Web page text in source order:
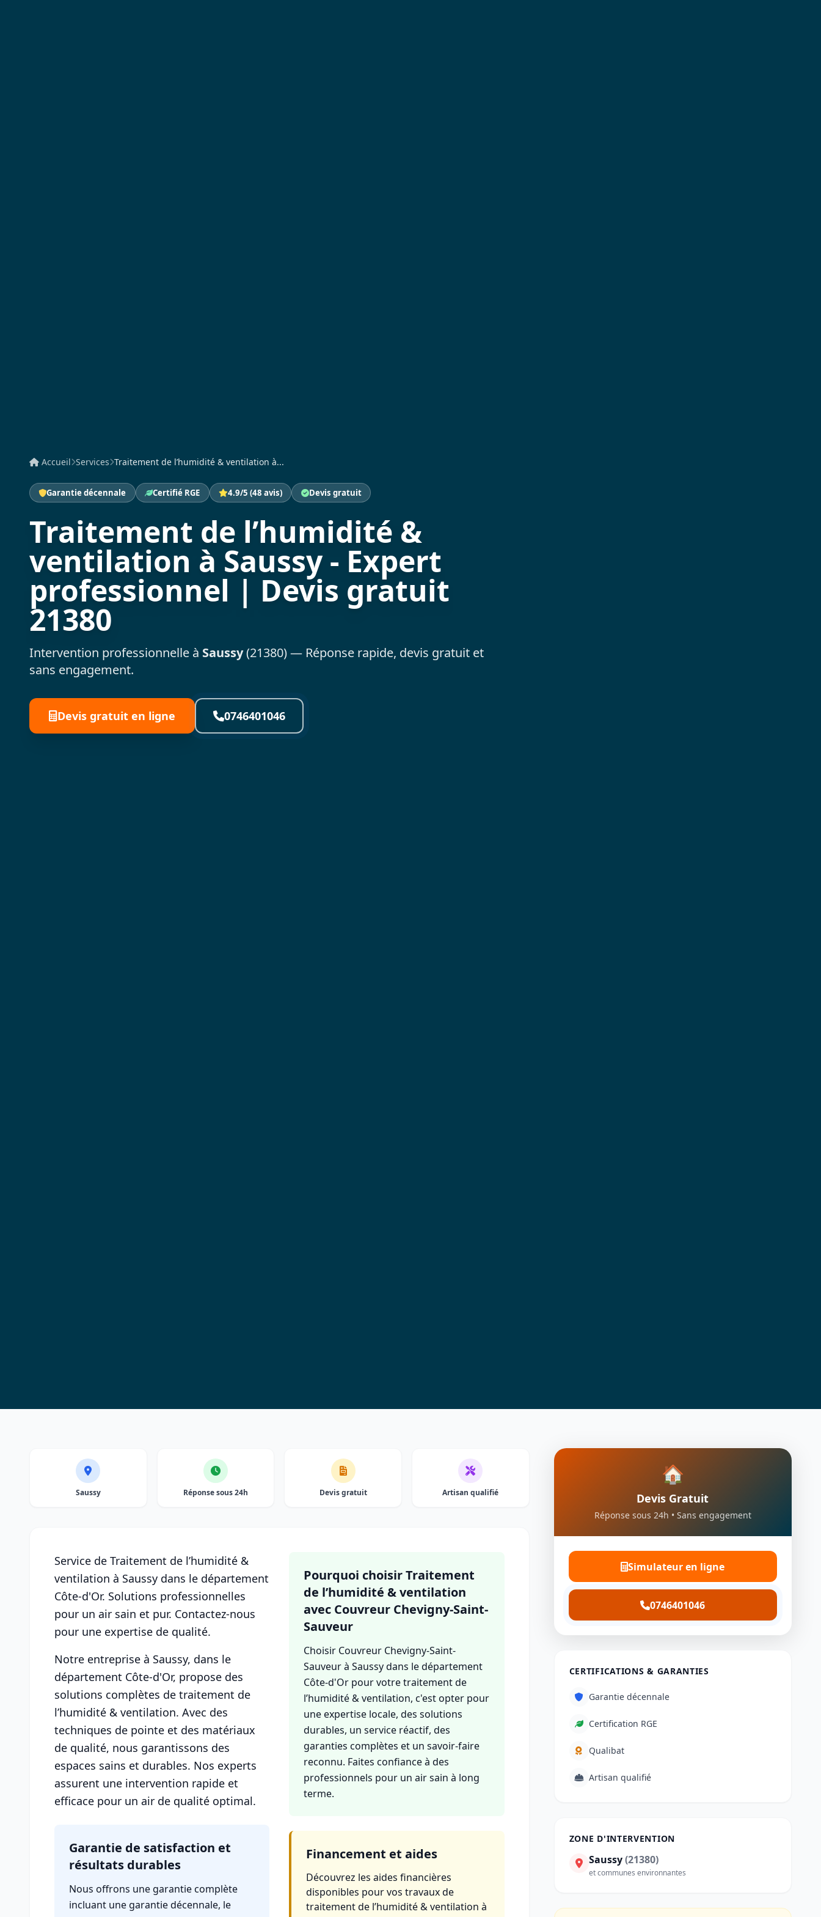
Accueil Services Traitement de l’humidité & ventilation à...
Garantie décennale Certifié RGE 4.9/5 (48 avis) Devis gratuit
Traitement de l’humidité &
ventilation à Saussy - Expert
professionnel | Devis gratuit
21380
Intervention professionnelle à Saussy(21380) — Réponse rapide, devis gratuit et
sans engagement.
Devis gratuit en ligne 0746401046
Saussy Réponse sous 24h Devis gratuit Artisan qualifié
Service de Traitement de l’humidité &
ventilation à Saussy dans le département
Côte-d'Or. Solutions professionnelles
pour un air sain et pur. Contactez-nous
pour une expertise de qualité.
Notre entreprise à Saussy, dans le
département Côte-d'Or, propose des
solutions complètes de traitement de
l’humidité & ventilation. Avec des
techniques de pointe et des matériaux
de qualité, nous garantissons des
espaces sains et durables. Nos experts
assurent une intervention rapide et
efficace pour un air de qualité optimal.
Garantie de satisfaction et
résultats durables
Nous offrons une garantie complète
incluant une garantie décennale, le
Pourquoi choisir Traitement
de l’humidité & ventilation
avec Couvreur Chevigny-Saint-
Sauveur
Choisir Couvreur Chevigny-Saint-
Sauveur à Saussy dans le département
Côte-d'Or pour votre traitement de
l’humidité & ventilation, c'est opter pour
une expertise locale, des solutions
durables, un service réactif, des
garanties complètes et un savoir-faire
reconnu. Faites confiance à des
professionnels pour un air sain à long
terme.
Financement et aides
Découvrez les aides financières
disponibles pour vos travaux de
traitement de l’humidité & ventilation à
🏠
Devis Gratuit
Réponse sous 24h • Sans engagement
Simulateur en ligne
0746401046
CERTIFICATIONS & GARANTIES
Garantie décennale
Certification RGE
Qualibat
Artisan qualifié
ZONE D'INTERVENTION
Saussy(21380)
et communes environnantes